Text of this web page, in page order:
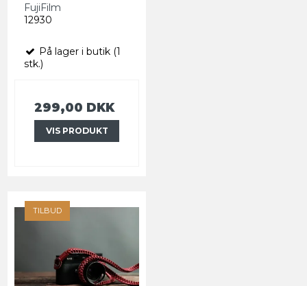
FujiFilm
12930
På lager i butik (1
stk.)
299,00 DKK
VIS PRODUKT
TILBUD